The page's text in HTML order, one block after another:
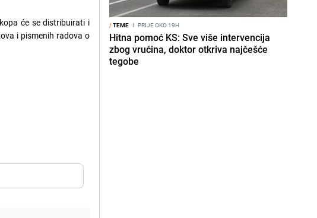
će se distribuirati i
i pismenih radova o
/TEME I PRIJE OKO 19H
Hitna pomoć KS: Sve više intervencija
zbog vrućina, doktor otkriva najčešće
tegobe